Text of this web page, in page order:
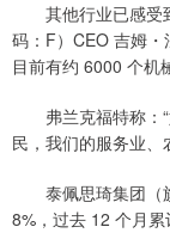
其他行业已感受
码：F）CEO 吉姆
目前有约 6000 个机
弗兰克福特称：“
民，我们的服务业、
泰佩思琦集团（
8%，过去 12 个月